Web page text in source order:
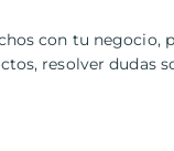
con tu negocio,
resolver dudas